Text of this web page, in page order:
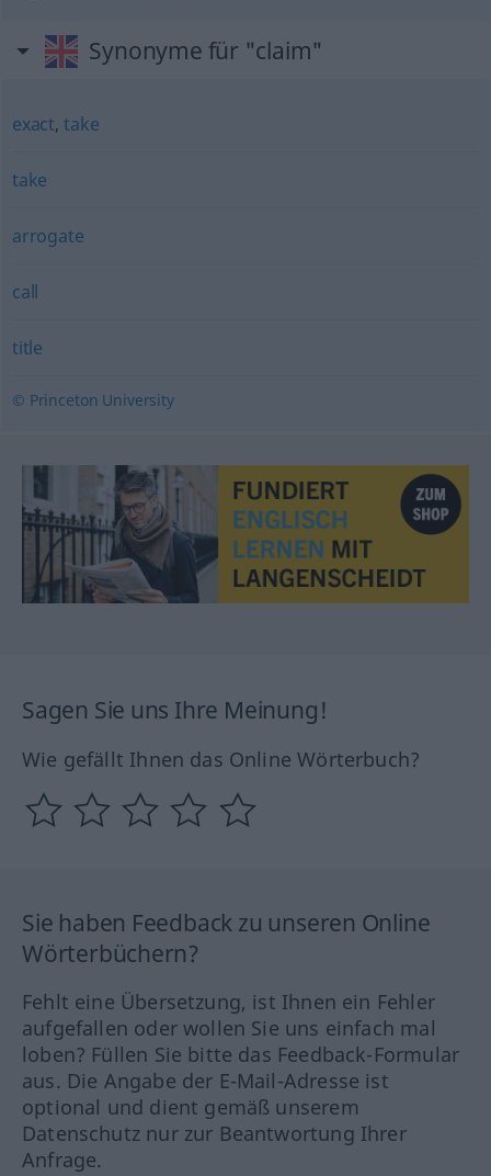
Synonyme für "claim"
exact,take
take
arrogate
call
title
© Princeton University
Sagen Sie uns Ihre Meinung!
Wie gefällt Ihnen das Online Wörterbuch?
Sie haben Feedback zu unseren Online
Wörterbüchern?
Fehlt eine Übersetzung, ist Ihnen ein Fehler
aufgefallen oder wollen Sie uns einfach mal
loben? Füllen Sie bitte das Feedback-Formular
aus. Die Angabe der E-Mail-Adresse ist
optional und dient gemäß unserem
Datenschutz nur zur Beantwortung Ihrer
Anfrage.